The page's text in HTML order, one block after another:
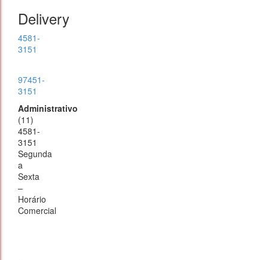
Delivery
4581-
3151
97451-
3151
Administrativo
(11)
4581-
3151
Segunda
a
Sexta
–
Horário
Comercial